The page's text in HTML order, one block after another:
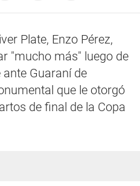
Plate, Enzo Pérez,
"mucho más" luego de
Guaraní de
que le otorgó
de final de la Copa